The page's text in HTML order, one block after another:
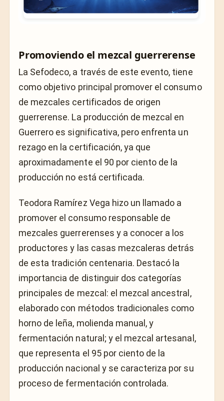
Promoviendo el mezcal guerrerense
La Sefodeco, a través de este evento, tiene
como objetivo principal promover el consumo
de mezcales certificados de origen
guerrerense. La producción de mezcal en
Guerrero es significativa, pero enfrenta un
rezago en la certificación, ya que
aproximadamente el 90 por ciento de la
producción no está certificada.
Teodora Ramírez Vega hizo un llamado a
promover el consumo responsable de
mezcales guerrerenses y a conocer a los
productores y las casas mezcaleras detrás
de esta tradición centenaria. Destacó la
importancia de distinguir dos categorías
principales de mezcal: el mezcal ancestral,
elaborado con métodos tradicionales como
horno de leña, molienda manual, y
fermentación natural; y el mezcal artesanal,
que representa el 95 por ciento de la
producción nacional y se caracteriza por su
proceso de fermentación controlada.